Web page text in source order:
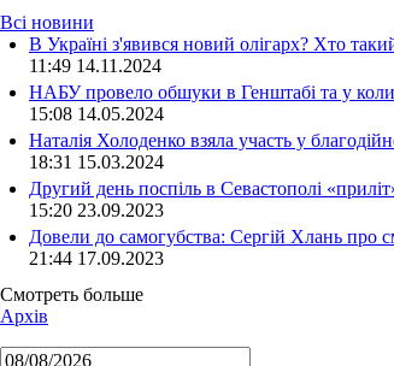
Всі новини
В Україні з'явився новий олігарх? Хто
11:49 14.11.2024
НАБУ провело обшуки в Генштабі та у
15:08 14.05.2024
Наталія Холоденко взяла участь у
18:31 15.03.2024
Другий день поспіль в Севастополі
15:20 23.09.2023
Довели до самогубства: Сергій Хлань про
21:44 17.09.2023
Смотреть больше
Архів